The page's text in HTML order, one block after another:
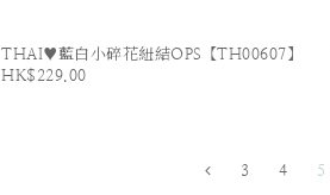
THAI♥藍白小碎花紐結OPS【TH00607】
HK$229.00
3 4 5